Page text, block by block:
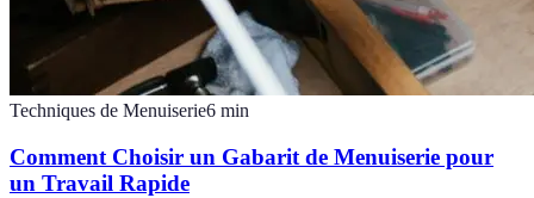
Techniques de Menuiserie6 min
Comment Choisir un Gabarit de Menuiserie pour
un Travail Rapide